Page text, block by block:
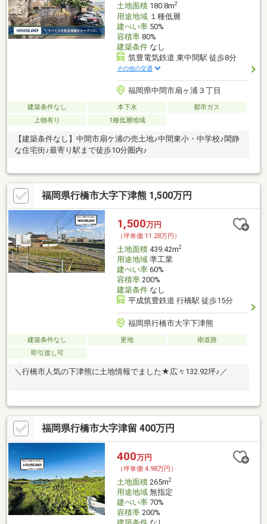
土地面積180.8m2
用途地域１種低層
建ぺい率50%
容積率80%
建築条件なし
筑豊電気鉄道 東中間駅 徒歩8分
その他の交通
福岡県中間市扇ヶ浦３丁目
建築条件なし 本下水
都市ガス
上物有り
1種低層地域
【建築条件なし】中間市扇ケ浦の売土地♪中間東小・中学校♪閑静
な住宅街♪最寄り駅まで徒歩10分圏内♪
福岡県行橋市大字下津熊 1,500万円
1,500万円
（坪単価:11.28万円）
土地面積439.42m2
用途地域準工業
建ぺい率60%
容積率200%
建築条件なし
平成筑豊鉄道 行橋駅 徒歩15分
福岡県行橋市大字下津熊
建築条件なし 更地
南道路
即引渡し可
＼行橋市人気の下津熊に土地情報でました★広々132.92坪♪／
福岡県行橋市大字津留 400万円
400万円
（坪単価:4.98万円）
土地面積265m2
用途地域無指定
建ぺい率70%
容積率200%